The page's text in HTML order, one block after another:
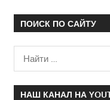
ПОИСК ПО САЙТУ
НАШ КАНАЛ НА